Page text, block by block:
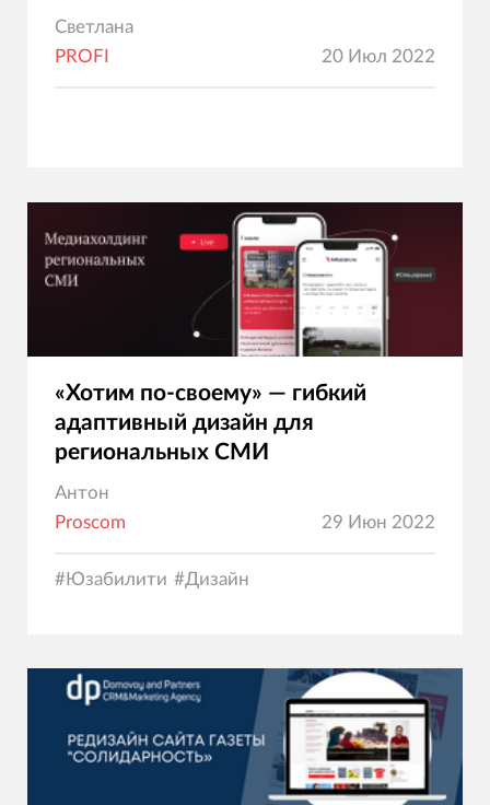
Светлана
PROFI
20 Июл 2022
«Хотим по-своему» — гибкий
адаптивный дизайн для
региональных СМИ
Антон
Proscom
29 Июн 2022
#Юзабилити #Дизайн